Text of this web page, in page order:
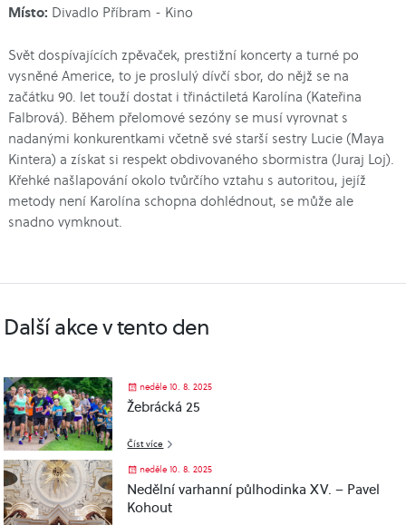
Místo: Divadlo Příbram - Kino
Svět dospívajících zpěvaček, prestižní koncerty a turné po
vysněné Americe, to je proslulý dívčí sbor, do nějž se na
začátku 90. let touží dostat i třináctiletá Karolína (Kateřina
Falbrová). Během přelomové sezóny se musí vyrovnat s
nadanými konkurentkami včetně své starší sestry Lucie (Maya
Kintera) a získat si respekt obdivovaného sbormistra (Juraj Loj).
Křehké našlapování okolo tvůrčího vztahu s autoritou, jejíž
metody není Karolína schopna dohlédnout, se může ale
snadno vymknout.
Další akce v tento den
neděle 10. 8. 2025
Žebrácká 25
Číst více
neděle 10. 8. 2025
Nedělní varhanní půlhodinka XV. – Pavel
Kohout